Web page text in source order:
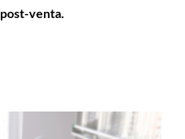
post-venta.